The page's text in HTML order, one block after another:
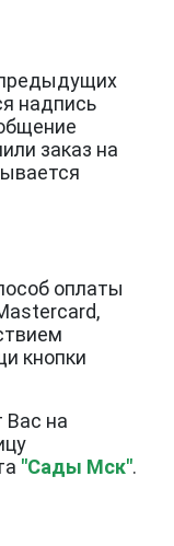
надпись
заказ на
оплаты
кнопки
Вас на
"Сады Мск".